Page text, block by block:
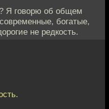
Я говорю об общем
богатые,
не редкость.